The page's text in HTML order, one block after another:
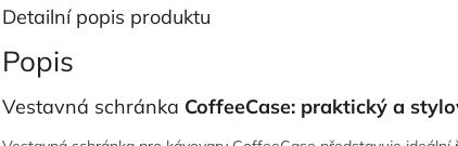
Detailní popis produktu
Popis
Vestavná schránka CoffeeCase: praktický a